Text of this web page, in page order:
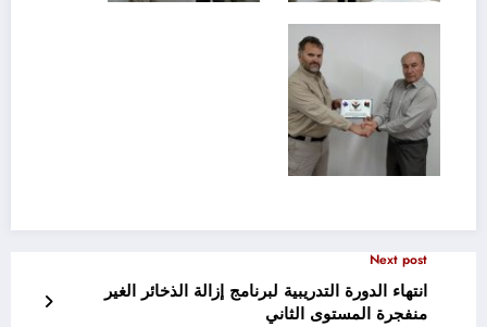
Next post
انتهاء الدورة التدريبية لبرنامج إزالة الذخائر الغير
منفجرة المستوى الثاني